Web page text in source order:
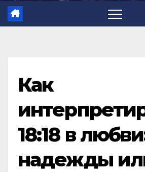
Как
18:18 в
надежды